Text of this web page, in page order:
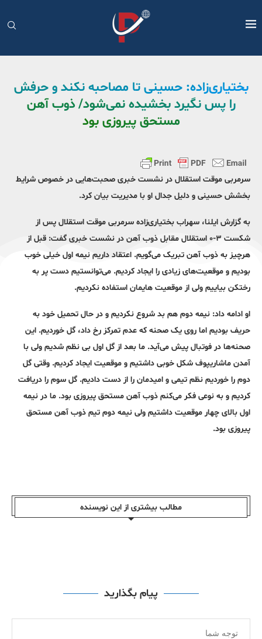
بختیاری‌زاده: حسینی تا مصاحبه نکند و حرفش
را پس نگیرد بخشیده نمی‌شود/ ذوب آهن
مستحق پیروزی بود
سرمربی موقت استقلال در نشست خبری صحبت‌هایی در خصوص شرایط
بخشش حسینی و دلیل جدال او با مدیریت بیان کرد.
به گزارش ایلنا، سهراب بختیاری‌زاده سرمربی موقت استقلال پس از
شکست ۳-۰ استقلال مقابل ذوب آهن در نشست خبری گفت: قبل از
هرچیز به ذوب آهن تبریک می‌گویم. اعتقاد داریم نیمه اول خیلی خوب
بودیم و موقعیت‌های زیادی را ایجاد کردیم. می‌توانستیم دست پر به
رختکن بیاییم ولی از موقعیت هایمان استفاده نکردیم.
او ادامه داد: نیمه دوم هم بد شروع نکردیم و در حال تحمیل خود به
حریف بودیم اما روی یک صحنه که عدم تمرکز رخ داد، گل خوردیم. این
صحنه‌ها در فوتبال پیش می‌آید. ما بعد از گل اول بی نظم شدیم ولی با
آمدن ماشاریپوف شکل خوبی داشتیم و موقعیت ایجاد کردیم. وقتی گل
دوم را خوردیم نظم تیمی و امیدمان را از دست دادیم. گل سوم را دریافت
کردیم و به نوعی فکر می‌کنم ذوب آهن مستحق پیروزی بود. ما در نیمه
اول بالای چهار موقعیت داشتیم ولی نیمه دوم تیم ذوب آهن مستحق
پیروزی بود.
مطالب بیشتری از این نویسندە
پیام بگذارید